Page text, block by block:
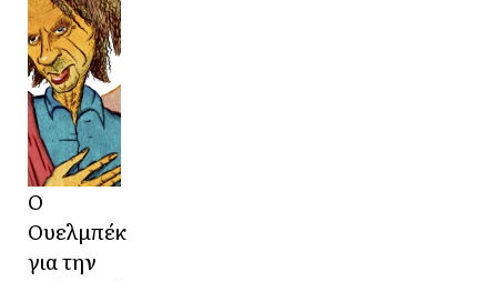
Ο
Ουελμπέκ
για την